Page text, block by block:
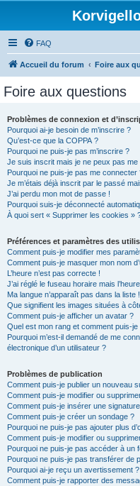
FAQ
Accueil du forum Foire aux
Foire aux questions
Problèmes de connexion et
Pourquoi ai-je besoin de m’inscrire ?
Qu’est-ce que la COPPA ?
Pourquoi ne puis-je pas m’inscrire ?
Je suis inscrit mais je ne peux pas me
Pourquoi ne puis-je pas me connecter
Je m’étais déjà inscrit par le passé
J’ai perdu mon mot de passe !
Pourquoi suis-je déconnecté
À quoi sert « Supprimer les cookies »
Préférences et paramètres des
Comment puis-je modifier mes
Comment puis-je masquer mon nom
L’heure n’est pas correcte !
J’ai réglé le fuseau horaire mais
Ma langue n’apparaît pas dans la liste !
Que signifient les images situées à
Comment puis-je afficher un avatar ?
Quel est mon rang et comment puis-je
Pourquoi m’est-il demandé de me
électronique d’un utilisateur ?
Problèmes de publication
Comment puis-je publier un nouveau
Comment puis-je modifier ou
Comment puis-je insérer une
Comment puis-je créer un sondage ?
Pourquoi ne puis-je pas ajouter plus
Comment puis-je modifier ou
Pourquoi ne puis-je pas accéder à un
Pourquoi ne puis-je pas transférer de
Pourquoi ai-je reçu un avertissement ?
Comment puis-je rapporter des